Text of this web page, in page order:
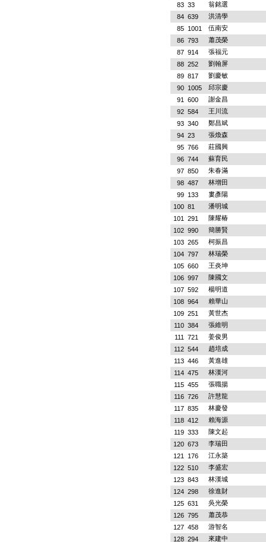
83 33
翁銘選
84 639
洪清學
85 1001
伍南安
86 793
蕭茂榮
87 914
張福元
88 252
劉翰屏
89 817
劉慶敏
90 1005
邱宗慶
91
600
謝金昌
92 584
王川流
93 340
鄭昌斌
94 23
張煥森
95 766
莊國興
96 744
蘇育民
97 850
朱春滿
98 487
林增田
99 133
婁彥陽
100 81
潘明城
101
291
陳耀椿
102 990
簡勝賢
103 265
柯振昌
104 797
林瑞榮
105 660
王炎坤
106 997
陳國文
107 592
楊明道
108 964
賴華山
109 251
黃世杰
110 384
張維明
111
721
姜俊男
112 544
趙培成
113 446
黃進雄
114 475
林漢河
115 455
張職揚
116 726
許慧龍
117 835
林慶發
118 412
賴海源
119 333
陳文起
120 673
李瑞田
121
176
江永築
122 510
李盛宏
123 843
林漢城
124 298
徐進財
125 631
吳光榮
126 795
蕭茂恭
127 458
游智名
128 294 來建中